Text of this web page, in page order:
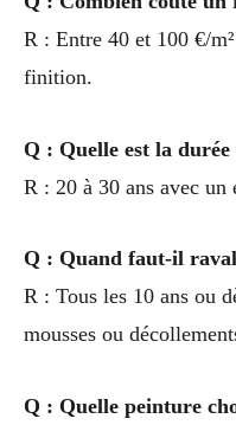
R : Entre 40 et 100 €/
finition.
Q : Quelle est la
R : 20 à 30 ans avec un
Q : Quand faut-il
R : Tous les 10 ans ou
mousses ou
Q : Quelle peinture